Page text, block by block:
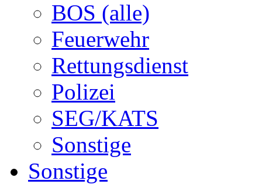
BOS (alle)
Feuerwehr
Rettungsdienst
Polizei
SEG/KATS
Sonstige
Sonstige